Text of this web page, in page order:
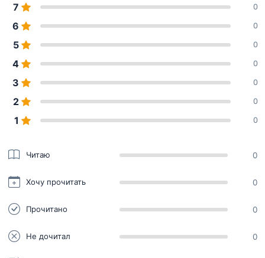
7 0
6 0
5 0
4 0
3 0
2 0
1 0
Читаю 0
Хочу прочитать 0
Прочитано 0
Не дочитал 0